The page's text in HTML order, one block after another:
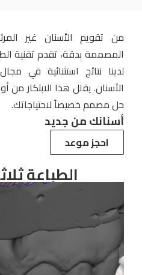
الطباعة
من تقويم الأسنان غير
المصممة بدقة، تقدم تقنية
لدينا نتائج استثنائية في
الأسنان. يقلل هذا الابتكار
حل مصمم خصيصاً لاحتياجاتك.
أسنانك من جديد
احجز موعد